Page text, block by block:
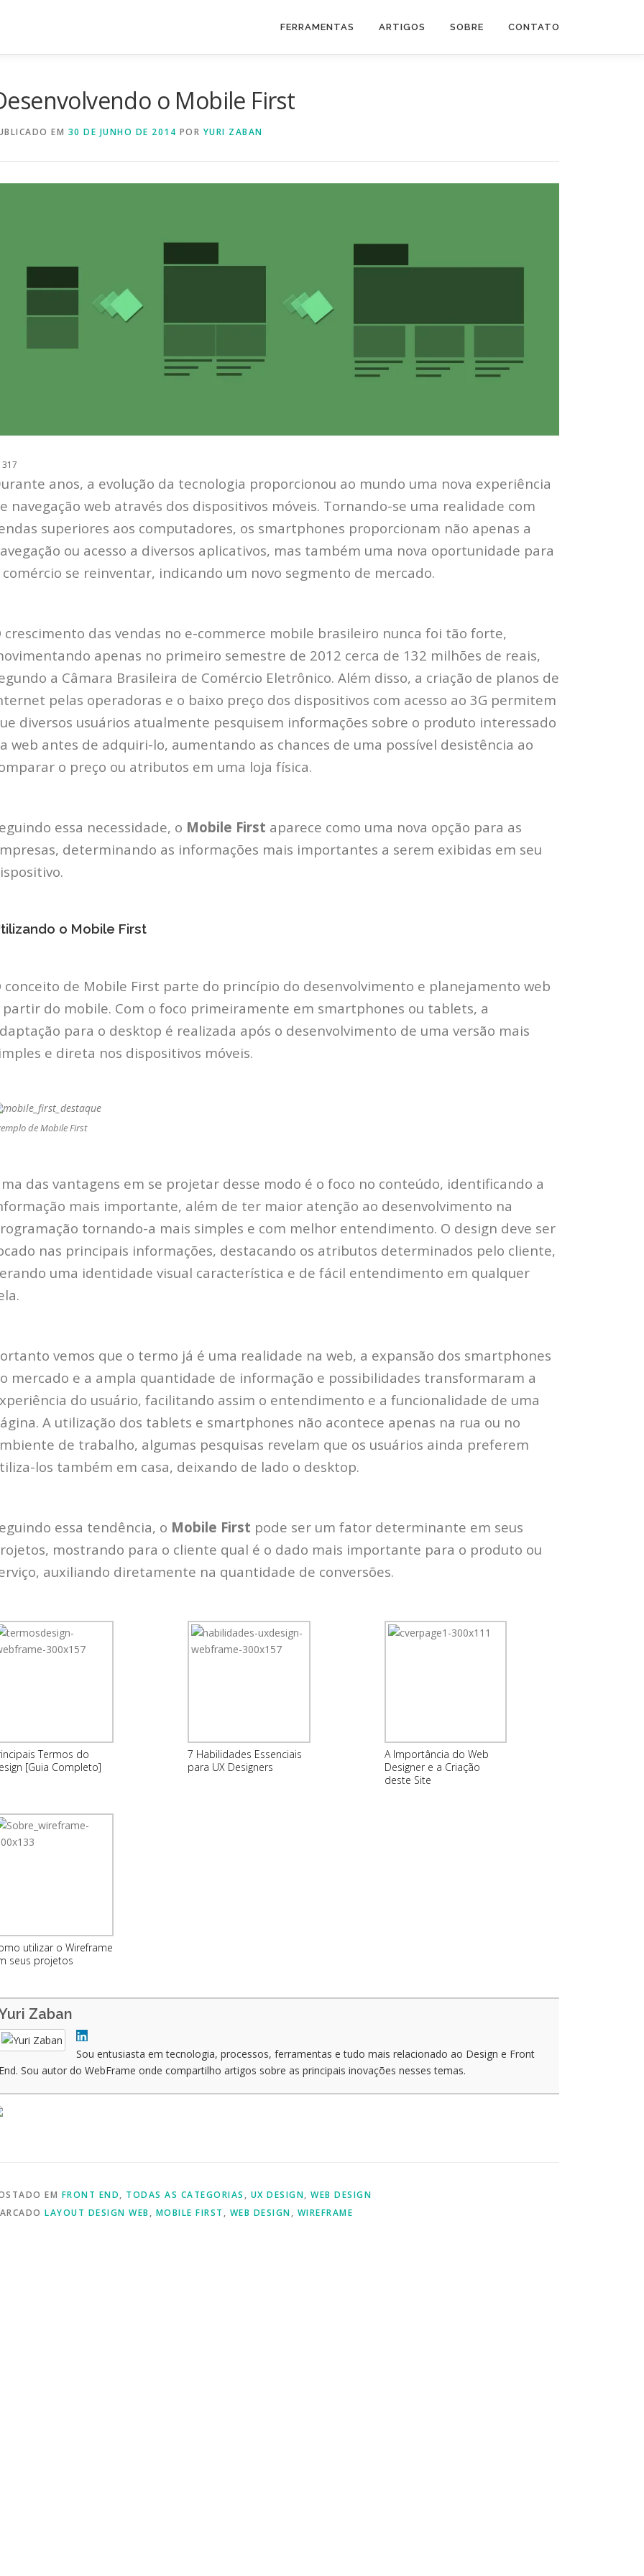
FERRAMENTAS ARTIGOS SOBRE CONTATO
o Mobile First
EM 30 DE JUNHO DE 2014 POR YURI ZABAN
anos, a evolução da tecnologia proporcionou ao mundo uma nova experiência
navegação web através dos dispositivos móveis. Tornando-se uma realidade com
superiores aos computadores, os smartphones proporcionam não apenas a
ou acesso a diversos aplicativos, mas também uma nova oportunidade para
comércio se reinventar, indicando um novo segmento de mercado.
crescimento das vendas no e-commerce mobile brasileiro nunca foi tão forte,
apenas no primeiro semestre de 2012 cerca de 132 milhões de reais,
a Câmara Brasileira de Comércio Eletrônico. Além disso, a criação de planos de
pelas operadoras e o baixo preço dos dispositivos com acesso ao 3G permitem
diversos usuários atualmente pesquisem informações sobre o produto interessado
web antes de adquiri-lo, aumentando as chances de uma possível desistência ao
o preço ou atributos em uma loja física.
essa necessidade, o Mobile First aparece como uma nova opção para as
determinando as informações mais importantes a serem exibidas em seu
o Mobile First
conceito de Mobile First parte do princípio do desenvolvimento e planejamento web
partir do mobile. Com o foco primeiramente em smartphones ou tablets, a
para o desktop é realizada após o desenvolvimento de uma versão mais
e direta nos dispositivos móveis.
de Mobile First
das vantagens em se projetar desse modo é o foco no conteúdo, identificando a
mais importante, além de ter maior atenção ao desenvolvimento na
tornando-a mais simples e com melhor entendimento. O design deve ser
nas principais informações, destacando os atributos determinados pelo cliente,
uma identidade visual característica e de fácil entendimento em qualquer
vemos que o termo já é uma realidade na web, a expansão dos smartphones
mercado e a ampla quantidade de informação e possibilidades transformaram a
do usuário, facilitando assim o entendimento e a funcionalidade de uma
A utilização dos tablets e smartphones não acontece apenas na rua ou no
de trabalho, algumas pesquisas revelam que os usuários ainda preferem
los também em casa, deixando de lado o desktop.
essa tendência, o Mobile First pode ser um fator determinante em seus
mostrando para o cliente qual é o dado mais importante para o produto ou
auxiliando diretamente na quantidade de conversões.
Termos do
[Guia Completo]
7 Habilidades Essenciais
para UX Designers
A Importância do Web
Designer e a Criação
deste Site
utilizar o Wireframe
seus projetos
Zaban
Sou entusiasta em tecnologia, processos, ferramentas e tudo mais relacionado ao Design e Front
Sou autor do WebFrame onde compartilho artigos sobre as principais inovações nesses temas.
EM FRONT END, TODAS AS CATEGORIAS , UX DESIGN, WEB DESIGN
LAYOUT DESIGN WEB , MOBILE FIRST , WEB DESIGN, WIREFRAME